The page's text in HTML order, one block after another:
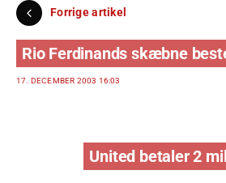
Forrige artikel
Rio Ferdinands skæbne
17. DECEMBER 2003 16:03
United betaler 2